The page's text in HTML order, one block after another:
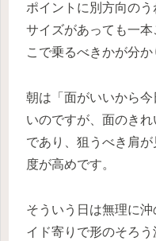
ポイントに別方向の
サイズがあっても一
こで乗るべきかが分か
朝は「面がいいから
いのですが、面のき
であり、狙うべき肩
度が高めです。
そういう日は無理に
イド寄りで形のそろ